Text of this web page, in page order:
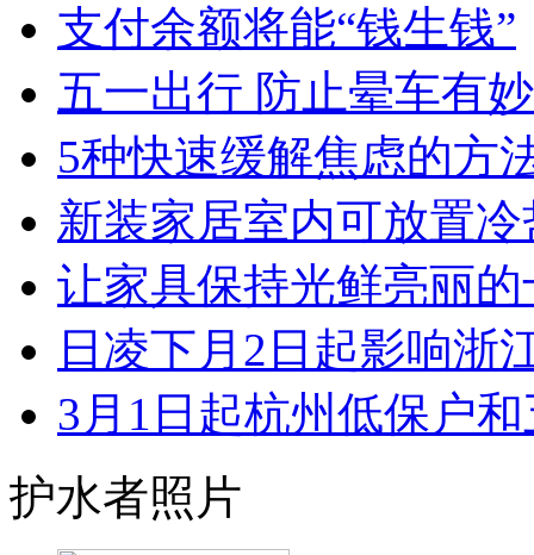
支付余额将能“钱生钱”
五一出行 防止晕车有
5种快速缓解焦虑的方
新装家居室内可放置
让家具保持光鲜亮丽
日凌下月2日起影响浙
3月1日起杭州低保户
护水者照片